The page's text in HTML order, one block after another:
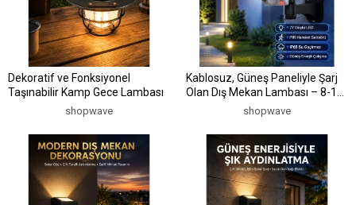
Dekoratif ve Fonksiyonel
Taşınabilir Kamp Gece Lambası
shopwave
Kablosuz, Güneş Paneliyle Şarj
Olan Dış Mekan Lambası – 8-10
Saat Aydınlatma Süresi
shopwave